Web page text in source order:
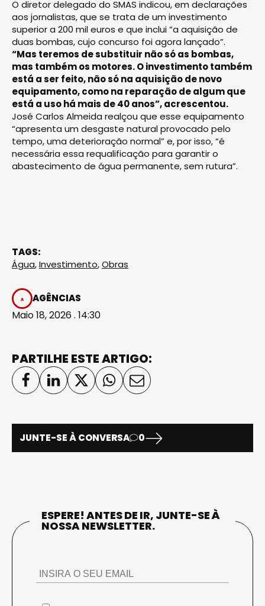
O diretor delegado do SMAS indicou, em declarações
aos jornalistas, que se trata de um investimento
superior a 200 mil euros e que inclui “a aquisição de
duas bombas, cujo concurso foi agora lançado”.
“Mas teremos de substituir não só as bombas,
mas também os motores. O investimento também
está a ser feito, não só na aquisição de novo
equipamento, como na reparação de algum que
está a uso há mais de 40 anos”, acrescentou.
José Carlos Almeida realçou que esse equipamento
“apresenta um desgaste natural provocado pelo
tempo, uma deterioração normal” e, por isso, “é
necessária essa requalificação para garantir o
abastecimento de água permanente, sem rutura”.
TAGS:
Água,Investimento,Obras
AGÊNCIAS
Maio 18, 2026 . 14:30
PARTILHE ESTE ARTIGO:
JUNTE-SE À CONVERSA 0
ESPERE! ANTES DE IR, JUNTE-SE À
NOSSA NEWSLETTER.